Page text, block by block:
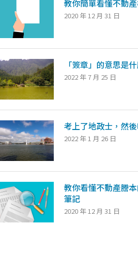
教你簡單看懂不動
2020 年 12 月 31 日
「簽章」的意思是
2022 年 7 月 25 日
考上了地政士，然後
2022 年 1 月 26 日
教你看懂不動產謄
筆記
2020 年 12 月 31 日